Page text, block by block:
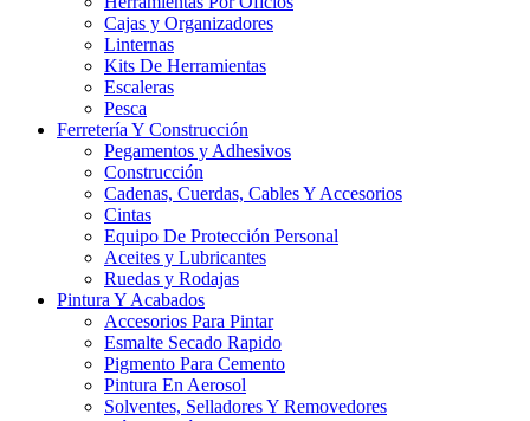
Cajas y Organizadores
Linternas
Kits De Herramientas
Escaleras
Pesca
Ferretería Y Construcción
Pegamentos y Adhesivos
Construcción
Cadenas, Cuerdas, Cables Y Accesorios
Cintas
Equipo De Protección Personal
Aceites y Lubricantes
Ruedas y Rodajas
Pintura Y Acabados
Accesorios Para Pintar
Esmalte Secado Rapido
Pigmento Para Cemento
Pintura En Aerosol
Solventes, Selladores Y Removedores